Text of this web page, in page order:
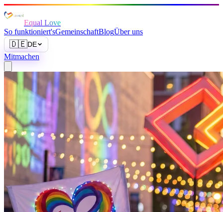
Equal Love
So funktioniert'sGemeinschaftBlogÜber uns
🇩🇪DE
Mitmachen